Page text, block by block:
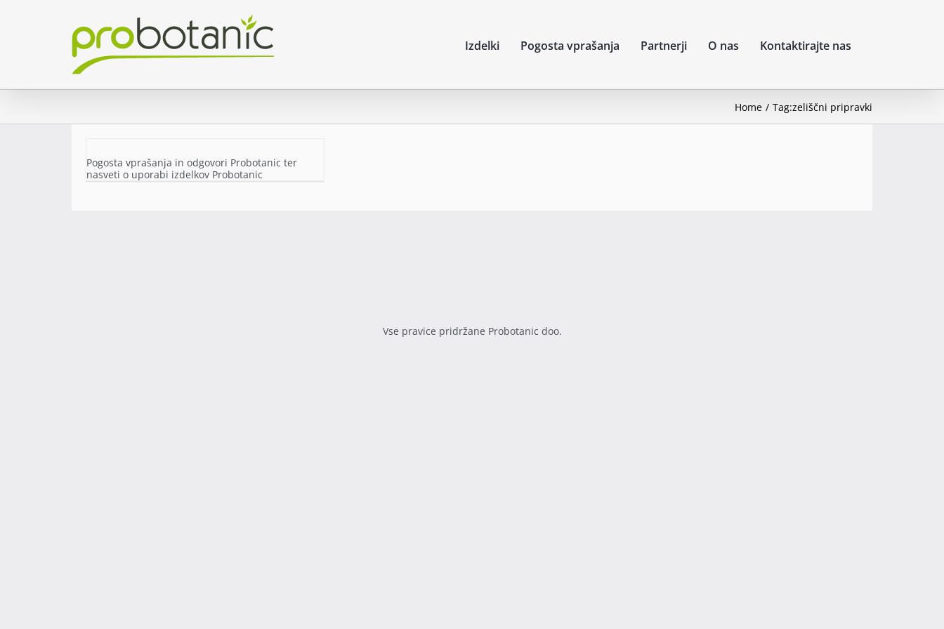
Izdelki Pogosta vprašanja Partnerji O nas Kontaktirajte nas
Home Tag:zeliščni pripravki
Pogosta vprašanja in odgovori Probotanic ter
nasveti o uporabi izdelkov Probotanic
Vse pravice pridržane Probotanic doo.